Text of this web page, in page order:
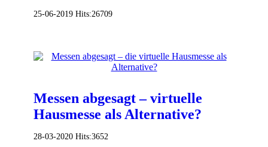
25-06-2019 Hits:26709
Messen abgesagt – virtuelle
Hausmesse als Alternative?
28-03-2020 Hits:3652